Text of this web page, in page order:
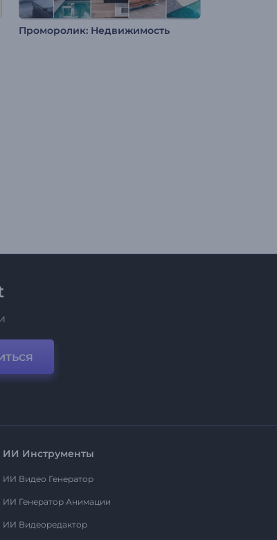
Проморолик: Недвижимость
ИИ Инструменты
ИИ Видео Генератор
ИИ Генератор Анимации
ИИ Видеоредактор